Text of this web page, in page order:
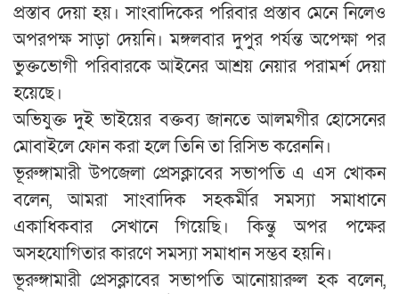
প্রস্তাব দেয়া হয়। সাংবাদিকের পরিবার প্রস্তাব মেনে নিলেও
অপরপক্ষ সাড়া দেয়নি। মঙ্গলবার দুপুর পর্যন্ত অপেক্ষা পর
ভুক্তভোগী পরিবারকে আইনের আশ্রয় নেয়ার পরামর্শ দেয়া
হয়েছে।
অভিযুক্ত দুই ভাইয়ের বক্তব্য জানতে আলমগীর হোসেনের
মোবাইলে ফোন করা হলে তিনি তা রিসিভ করেননি।
ভূরুঙ্গামারী উপজেলা প্রেসক্লাবের সভাপতি এ এস খোকন
বলেন, আমরা সাংবাদিক সহকর্মীর সমস‍্যা সমাধানে
একাধিকবার সেখানে গিয়েছি। কিন্তু অপর পক্ষের
অসহযোগিতার কারণে সমস‍্যা সমাধান সম্ভব হয়নি।
ভূরুঙ্গামারী প্রেসক্লাবের সভাপতি আনোয়ারুল হক বলেন,